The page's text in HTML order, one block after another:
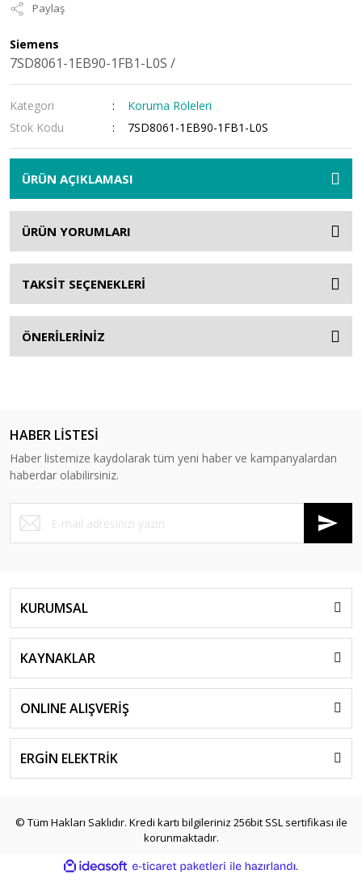
Paylaş
Siemens
7SD8061-1EB90-1FB1-L0S /
Kategori
Koruma Röleleri
Stok Kodu
7SD8061-1EB90-1FB1-L0S
ÜRÜN AÇIKLAMASI
ÜRÜN YORUMLARI
TAKSİT SEÇENEKLERİ
ÖNERİLERİNİZ
HABER LİSTESİ
Haber listemize kaydolarak tüm yeni haber ve kampanyalardan
haberdar olabilirsiniz.
KURUMSAL
KAYNAKLAR
ONLINE ALIŞVERİŞ
ERGİN ELEKTRİK
© Tüm Hakları Saklıdır. Kredi kartı bilgileriniz 256bit SSL sertifikası ile
korunmaktadır.
ideasoft e-